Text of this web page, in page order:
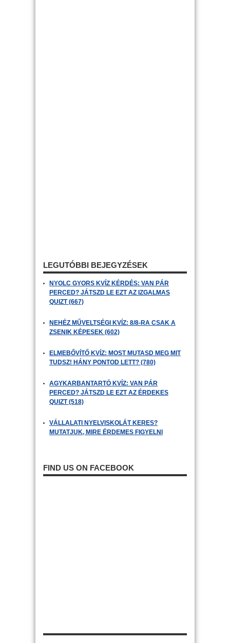
LEGUTÓBBI BEJEGYZÉSEK
NYOLC GYORS KVÍZ KÉRDÉS: VAN PÁR
PERCED? JÁTSZD LE EZT AZ IZGALMAS
QUIZT (667)
NEHÉZ MŰVELTSÉGI KVÍZ: 8/8-RA CSAK A
ZSENIK KÉPESEK (602)
ELMEBŐVÍTŐ KVÍZ: MOST MUTASD MEG MIT
TUDSZ! HÁNY PONTOD LETT? (780)
AGYKARBANTARTÓ KVÍZ: VAN PÁR
PERCED? JÁTSZD LE EZT AZ ÉRDEKES
QUIZT (518)
VÁLLALATI NYELVISKOLÁT KERES?
MUTATJUK, MIRE ÉRDEMES FIGYELNI
FIND US ON FACEBOOK